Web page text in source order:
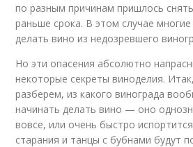
по разным причинам пришлось
раньше срока. В этом случае
делать вино из недозревшего
Но эти опасения абсолютно
некоторые секреты виноделия.
разберем, из какого винограда
начинать делать вино — оно
вовсе, или очень быстро
старания и танцы с бубнами будут